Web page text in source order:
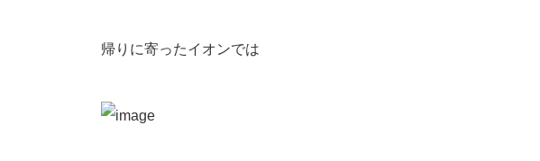
帰りに寄ったイオンでは